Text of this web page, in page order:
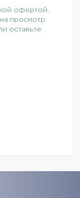
офертой.
просмотр
оставьте